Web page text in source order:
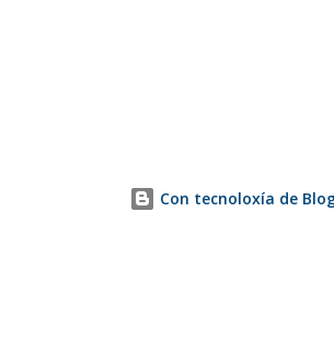
Con tecnoloxía de